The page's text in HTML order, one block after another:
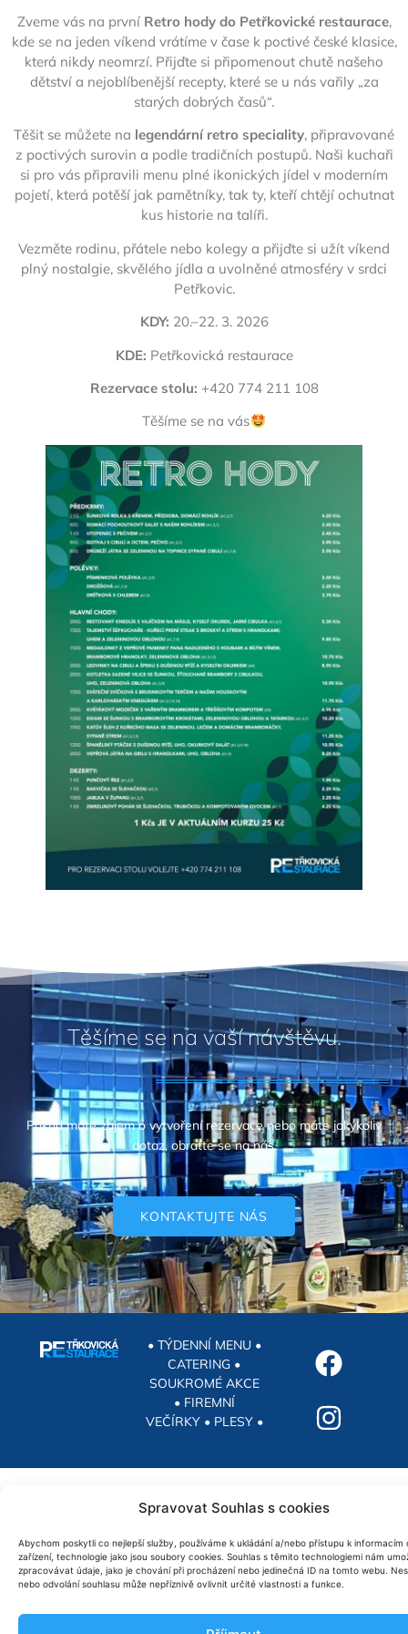
Spravovat Souhlas s cookies
Abychom poskytli co nejlepší služby, používáme k ukládání a/nebo přístupu k informacím
zařízení, technologie jako jsou soubory cookies. Souhlas s těmito technologiemi nám
zpracovávat údaje, jako je chování při procházení nebo jedinečná ID na tomto webu.
nebo odvolání souhlasu může nepříznivě ovlivnit určité vlastnosti a funkce.
Zveme vás na první Retro hody do Petřkovické restaurace,
kde se na jeden víkend vrátíme v čase k poctivé české klasice,
která nikdy neomrzí. Přijďte si připomenout chutě našeho
dětství a nejoblíbenější recepty, které se u nás vařily „za
starých dobrých časů“.
Těšit se můžete na legendární retro speciality, připravované
z poctivých surovin a podle tradičních postupů. Naši kuchaři
si pro vás připravili menu plné ikonických jídel v moderním
pojetí, která potěší jak pamětníky, tak ty, kteří chtějí ochutnat
kus historie na talíři.
Vezměte rodinu, přátele nebo kolegy a přijďte si užít víkend
plný nostalgie, skvělého jídla a uvolněné atmosféry v srdci
Petřkovic.
KDY: 20.–22. 3. 2026
KDE: Petřkovická restaurace
Rezervace stolu: +420 774 211 108
Těšíme se na vás
Těšíme se na vaší návštěvu.
Pokud máte zájem o vytvoření rezervace nebo máte jakýkoliv
dotaz, obraťte se na nás.
KONTAKTUJTE NÁS
• TÝDENNÍ MENU •
CATERING •
SOUKROMÉ AKCE
• FIREMNÍ
VEČÍRKY • PLESY •